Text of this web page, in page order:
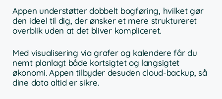
Appen understøtter dobbelt bogføring, hvilket gør
den ideel til dig, der ønsker et mere struktureret
overblik uden at det bliver kompliceret.
Med visualisering via grafer og kalendere får du
nemt planlagt både kortsigtet og langsigtet
økonomi. Appen tilbyder desuden cloud-backup, så
dine data altid er sikre.